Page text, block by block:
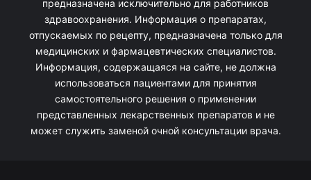
предназначена исключительно для работников
здравоохранения. Информация о препаратах,
отпускаемых по рецепту, предназначена только для
медицинских и фармацевтических специалистов.
Информация, содержащаяся на сайте, не должна
использоваться пациентами для принятия
самостоятельного решения о применении
представленных лекарственных препаратов и не
может служить заменой очной консультации врача.